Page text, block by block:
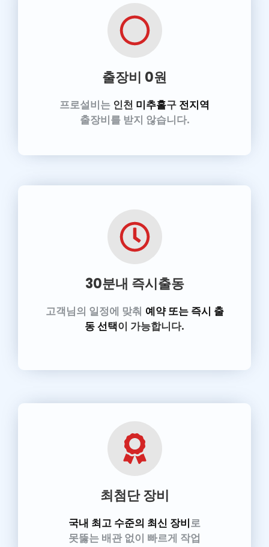
출장비 0원
프로설비는 인천 미추홀구 전지역
출장비를 받지 않습니다.
30분내 즉시출동
고객님의 일정에 맞춰 예약 또는 즉시 출
동 선택이 가능합니다.
최첨단 장비
국내 최고 수준의 최신 장비로
못뚫는 배관 없이 빠르게 작업